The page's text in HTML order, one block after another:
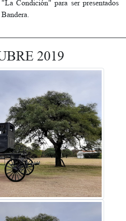
Condición" para ser presentados
2019